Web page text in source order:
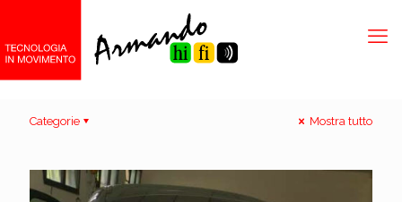
Categorie Mostra tutto